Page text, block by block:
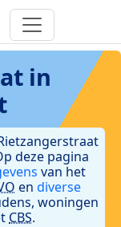
in
deze pagina
van het
en diverse
woningen
CBS.